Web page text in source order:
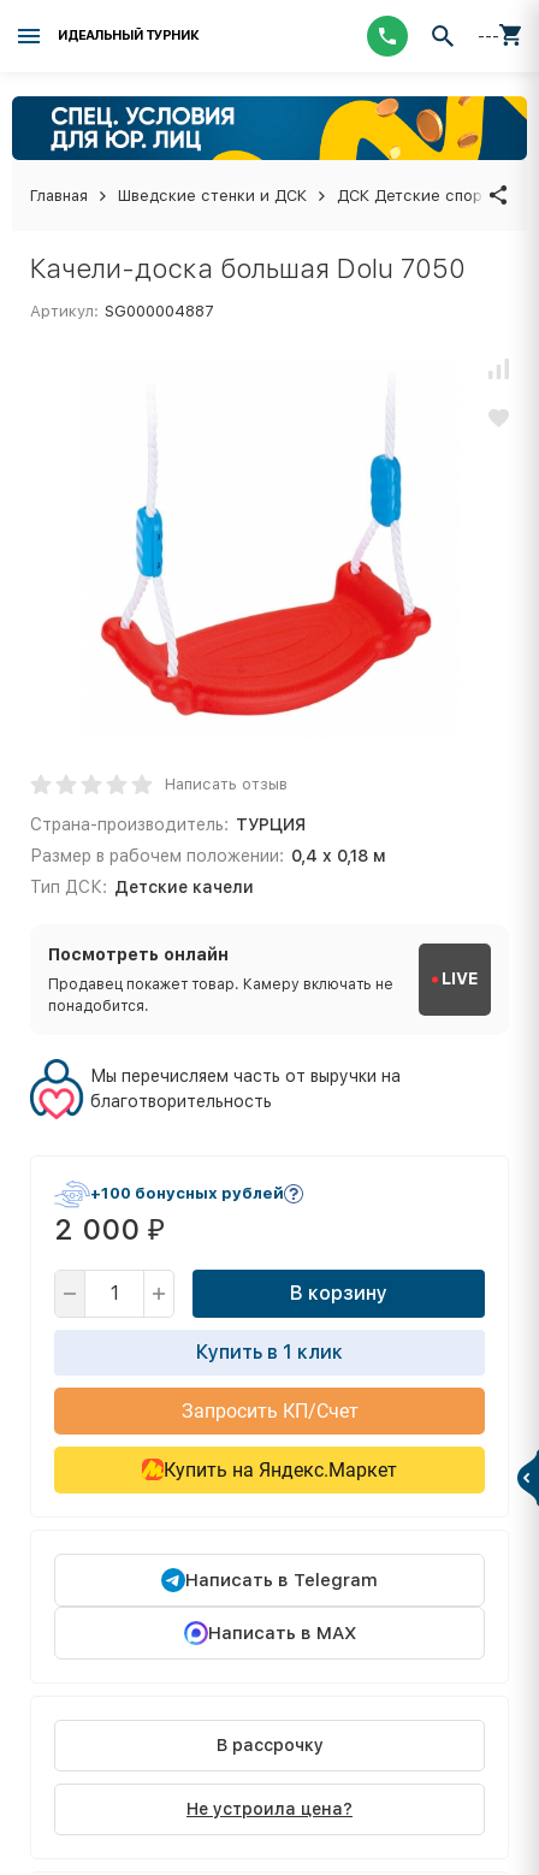
ИДЕАЛЬНЫЙ ТУРНИК ---
Главная Шведские стенки и ДСК ДСК Детские
Качели-доска большая Dolu 7050
Артикул: SG000004887
Написать отзыв
Страна-производитель: ТУРЦИЯ
Размер в рабочем положении: 0,4 x 0,18 м
Тип ДСК: Детские качели
Посмотреть онлайн
Продавец покажет товар. Камеру включать не
понадобится.
LIVE
Мы перечисляем часть от выручки на
благотворительность
+100 бонусных рублей
2 000 ₽
В корзину
Купить в 1 клик
Запросить КП/Счет
Купить на Яндекс.Маркет
Написать в Telegram
Написать в MAX
В рассрочку
Не устроила цена?